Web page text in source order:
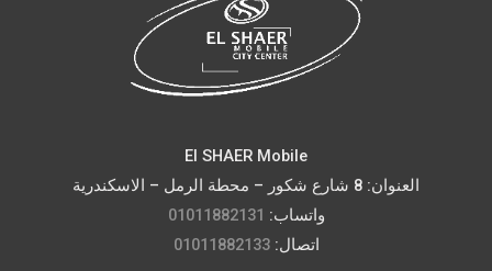
El SHAER Mobile
العنوان: 8 شارع شكور – محطة الرمل – الاسكندرية
واتساب: 01011882131
اتصال:01011882133